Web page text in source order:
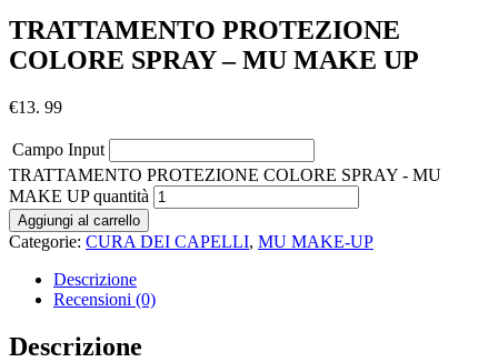
TRATTAMENTO PROTEZIONE
COLORE SPRAY – MU MAKE UP
€13. 99
Campo Input
TRATTAMENTO PROTEZIONE COLORE SPRAY - MU
MAKE UP quantità
Aggiungi al carrello
Categorie: CURA DEI CAPELLI, MU MAKE-UP
Descrizione
Recensioni (0)
Descrizione